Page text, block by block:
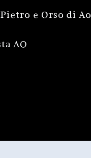
e Orso di
AO